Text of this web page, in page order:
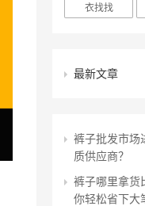
衣找找
最新文章
裤子批发市场
质供应商？
裤子哪里拿货
你轻松省下大